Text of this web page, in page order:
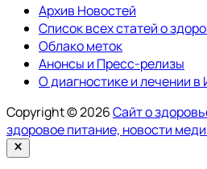
Архив Новостей
Список всех статей о
Облако меток
Анонсы и Пресс-релизы
О диагностике и лечении в
Copyright © 2026Сайт о
здоровое питание, новости
Закрыть